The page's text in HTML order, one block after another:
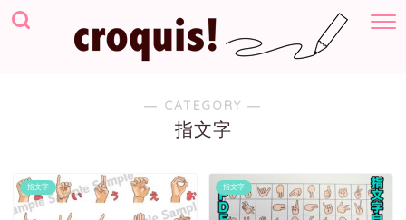
― CATEGORY ―
指文字
指文字 指文字